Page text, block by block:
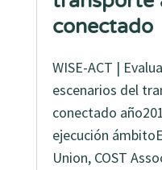
conectado
WISE-ACT |
escenarios del
conectado
ejecución
Union, COST